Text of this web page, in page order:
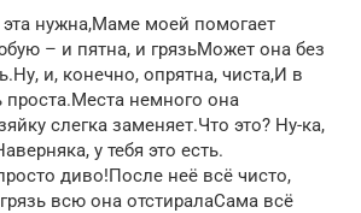
нужна,Маме моей помогает
– и пятна, и грязьМожет она без
и, конечно, опрятна, чиста,И в
проста.Места немного она
слегка заменяет.Что это? Ну-ка,
у тебя это есть.
диво!После неё всё чисто,
всю она отстиралаСама всё